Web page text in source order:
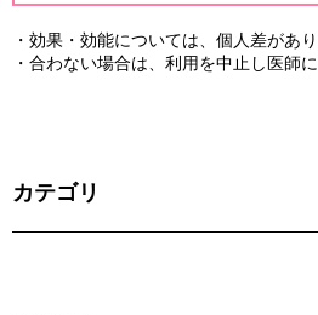
・効果・効能については、個人差があ
・合わない場合は、利用を中止し医師
カテゴリ